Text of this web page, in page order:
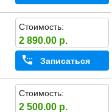
Стоимость:
2 890.00 р.
Записаться
Стоимость:
2 500.00 р.